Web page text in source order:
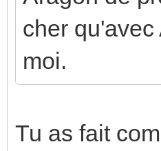
cher
moi.
Tu as fait